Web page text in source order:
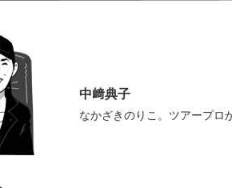
中﨑典子
なかざきのりこ。ツアープロ